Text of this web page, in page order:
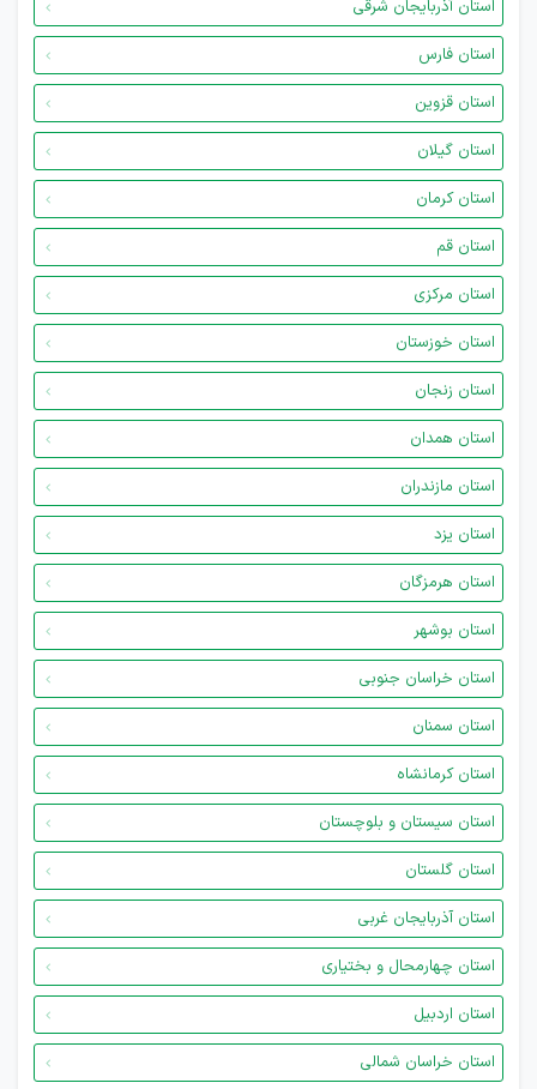
استان آذربایجان شرقی
استان فارس
استان قزوین
استان گیلان
استان کرمان
استان قم
استان مرکزی
استان خوزستان
استان زنجان
استان همدان
استان مازندران
استان یزد
استان هرمزگان
استان بوشهر
استان خراسان جنوبی
استان سمنان
استان کرمانشاه
استان سیستان و بلوچستان
استان گلستان
استان آذربایجان غربی
استان چهارمحال و بختیاری
استان اردبیل
استان خراسان شمالی